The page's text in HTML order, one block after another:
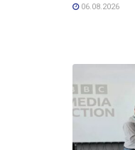
06.08.2026